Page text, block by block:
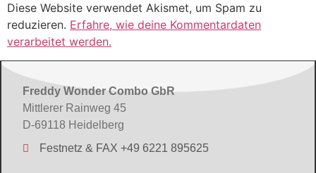
Diese Website verwendet Akismet, um Spam zu
reduzieren. Erfahre, wie deine Kommentardaten
verarbeitet werden.
Freddy Wonder Combo GbR
Mittlerer Rainweg 45
D-69118 Heidelberg
Festnetz & FAX +49 6221 895625